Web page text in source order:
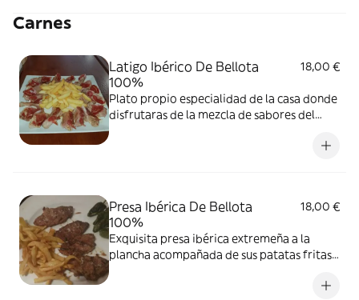
Carnes
Latigo Ibérico De Bellota
100%
18,00 €
Plato propio especialidad de la casa donde
disfrutaras de la mezcla de sabores del
Presa Ibérica De Bellota
100%
18,00 €
Exquisita presa ibérica extremeña a la
plancha acompañada de sus patatas fritas